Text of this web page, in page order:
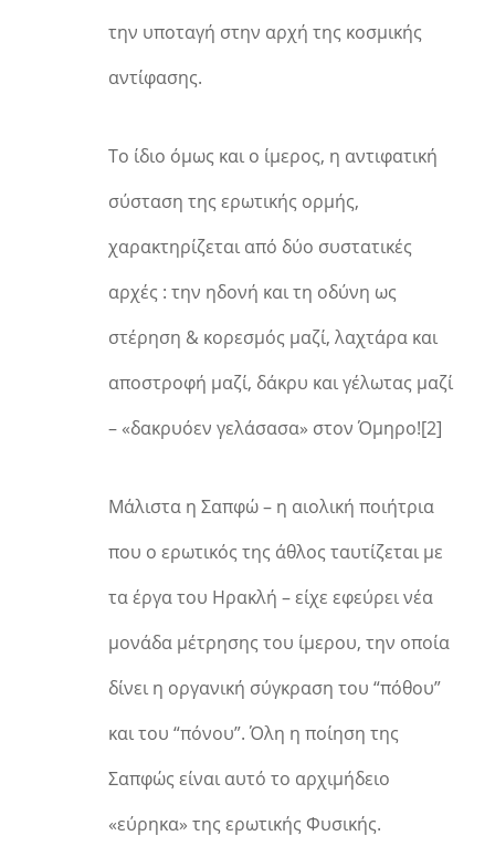
την υποταγή στην αρχή της κοσμικής
αντίφασης.
Το ίδιο όμως και ο ίμερος, η αντιφατική
σύσταση της ερωτικής ορμής,
χαρακτηρίζεται από δύο συστατικές
αρχές : την ηδονή και τη οδύνη ως
στέρηση & κορεσμός μαζί, λαχτάρα και
αποστροφή μαζί, δάκρυ και γέλωτας μαζί
– «δακρυόεν γελάσασα» στον Όμηρο![2]
Μάλιστα η Σαπφώ – η αιολική ποιήτρια
που ο ερωτικός της άθλος ταυτίζεται με
τα έργα του Ηρακλή – είχε εφεύρει νέα
μονάδα μέτρησης του ίμερου, την οποία
δίνει η οργανική σύγκραση του “πόθου”
και του “πόνου”. Όλη η ποίηση της
Σαπφώς είναι αυτό το αρχιμήδειο
«εύρηκα» της ερωτικής Φυσικής.